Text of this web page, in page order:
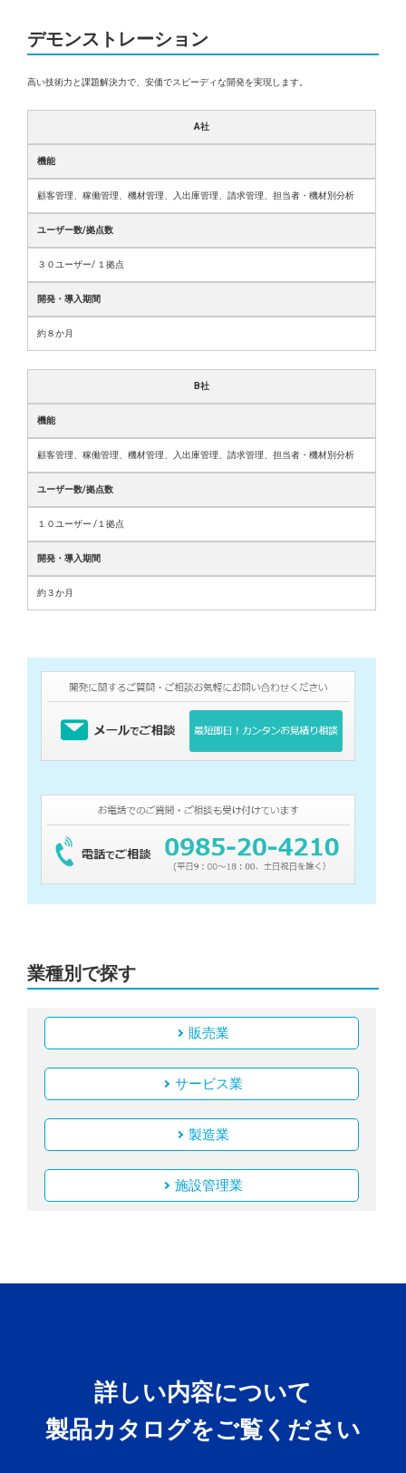
デモンストレーション
高い技術力と課題解決力で、安価でスピーディな開発を実現します。
A社
機能
顧客管理、稼働管理、機材管理、入出庫管理、請求管理、担当者・機材別分析
ユーザー数/拠点数
３０ユーザー/ １拠点
開発・導入期間
約８か月
B社
機能
顧客管理、稼働管理、機材管理、入出庫管理、請求管理、担当者・機材別分析
ユーザー数/拠点数
１０ユーザー /１拠点
開発・導入期間
約３か月
業種別で探す
販売業
サービス業
製造業
施設管理業
詳しい内容について
製品カタログをご覧ください